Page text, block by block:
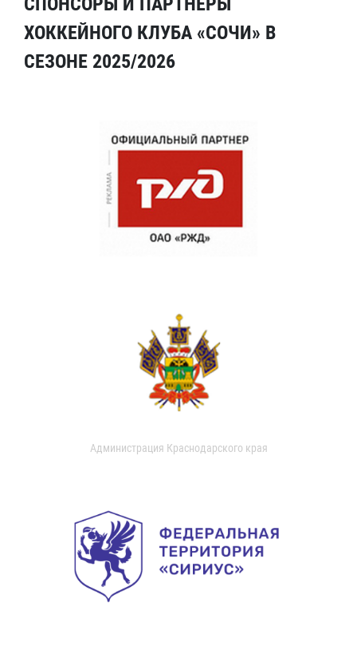
ХОККЕЙНОГО КЛУБА «СОЧИ» В
СЕЗОНЕ 2025/2026
Администрация Краснодарского края